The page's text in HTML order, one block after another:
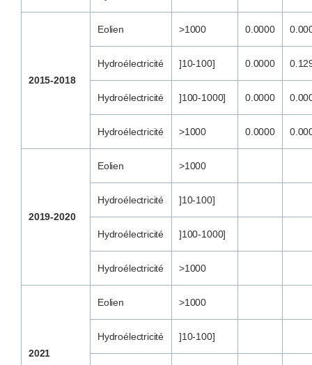
2015-2018
Eolien >1000 0.0000
Hydroélectricité ]10-100] 0.0000
Hydroélectricité ]100-1000] 0.0000
Hydroélectricité >1000 0.0000
2019-2020
Eolien >1000
Hydroélectricité ]10-100]
Hydroélectricité ]100-1000]
Hydroélectricité >1000
2021
Eolien >1000
Hydroélectricité ]10-100]